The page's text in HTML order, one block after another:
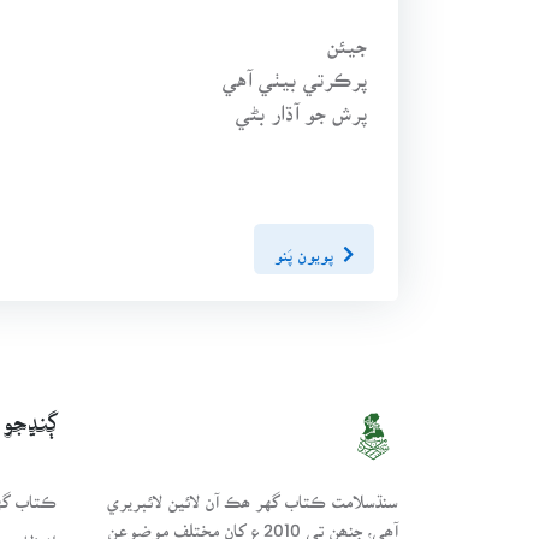
پرڪرتي بيٺي آهي
پرش جو آڌار بڻي
پويون پَنو
سنڌسلامت ڪتاب گهر ھڪ آن لائين لائبريري
آھي، جنھن تي 2010ع کان مختلف موضوعن
ڳنڍجو
ڪتاب